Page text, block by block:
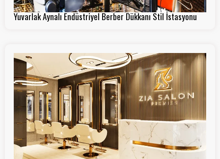
Yuvarlak Aynalı Endüstriyel Berber Dükkanı Stil İstasyonu